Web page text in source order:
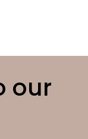
our